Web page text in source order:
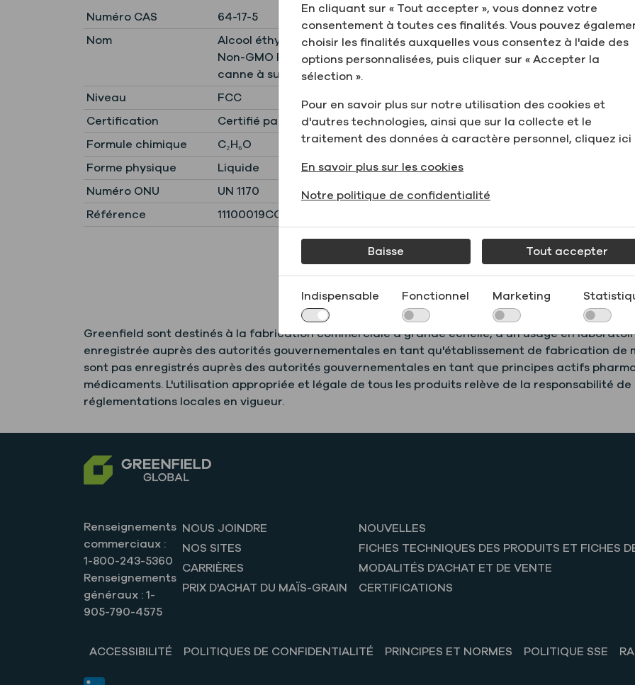
Numéro CAS
64-17-5
Nom
Alcool éthylique à 95 % (190°), certifié «
Non-GMO Project Verified » (à base de
canne à sucre), FCC
Niveau
FCC
Certification
Certifié par le projet Non-GMO
Formule chimique
C₂H₆O
Forme physique
Liquide
Numéro ONU
UN 1170
Référence
11100019CCSGL
Nom
tiques
s du
de
(FDS)
Greenfield sont destinés à la fabrication commerciale à grande échelle, à un usage en
enregistrée auprès des autorités gouvernementales en tant qu'établissement de fabrication de
sont pas enregistrés auprès des autorités gouvernementales en tant que principes actifs
médicaments. L'utilisation appropriée et légale de tous les produits relève de la responsabilité
réglementations locales en vigueur.
Renseignements
commerciaux :
1-800-243-5360
Renseignements
généraux : 1-
905-790-4575
NOUS JOINDRE
NOS SITES
CARRIÈRES
PRIX D'ACHAT DU MAÏS-GRAIN
NOUVELLES
FICHES TECHNIQUES DES PRODUITS ET FICHES
MODALITÉS D’ACHAT ET DE VENTE
CERTIFICATIONS
ACCESSIBILITÉ POLITIQUES DE CONFIDENTIALITÉ PRINCIPES ET NORMES POLITIQUE SSE
En cliquant sur « Tout accepter », vous donnez votre
consentement à toutes ces finalités. Vous pouvez
choisir les finalités auxquelles vous consentez à l'aide des
options personnalisées, puis cliquer sur « Accepter la
sélection ».
Pour en savoir plus sur notre utilisation des cookies et
d'autres technologies, ainsi que sur la collecte et le
traitement des données à caractère personnel, cliquez ici
En savoir plus sur les cookies
Notre politique de confidentialité
Baisse Tout accepter
Indispensable Fonctionnel Marketing